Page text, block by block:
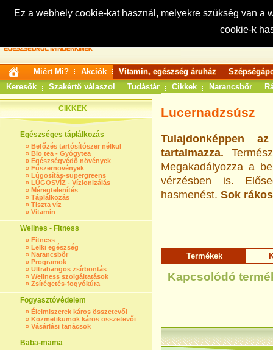
Ez a webhely cookie-kat használ, melyekre szükség van
cookie-k
Keresés:
Miért Mi? Akciók Vitamin, egészség áruház
Keresők
Szakértő válaszol Tudástár Cikkek Narancsbőr
CIKKEK
Egészséges táplálkozás
» Befőzés tartósítószer nélkül
» Bio tea - Gyógytea
» Egészségvédő növények
» Fűszernövények
» Lúgosítás-supergreens
» LÚGOSVÍZ - Vízionizálás
» Méregtelenítés
» Táplálkozás
» Tiszta víz
» Vitamin
Wellnes - Fitness
» Fitness
» Lelki egészség
» Narancsbőr
» Programok
» Ultrahangos zsírbontás
» Wellness szolgáltatások
» Zsírégetés-fogyókúra
Fogyasztóvédelem
» Élelmiszerek káros összetevői
» Kozmetikumok káros összetevői
» Vásárlási tanácsok
Baba-mama
Lucernadzsúsz
Tulajdonképpen
tartalmazza.
Megakadályozza a
vérzésben is.
hasmenést. Sok
Termékek
Kapcsolódó